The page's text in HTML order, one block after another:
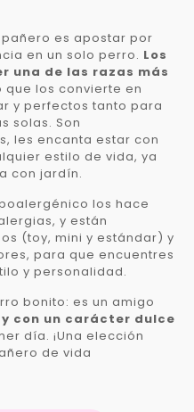
es apostar por
en un solo perro. Los
una de las razas más
que los convierte en
y perfectos tanto para
solas. Son
les encanta estar con
estilo de vida, ya
con jardín.
los hace
y están
(toy, mini y estándar) y
para que encuentres
y personalidad.
bonito: es un amigo
con un carácter dulce
día. ¡Una elección
de vida